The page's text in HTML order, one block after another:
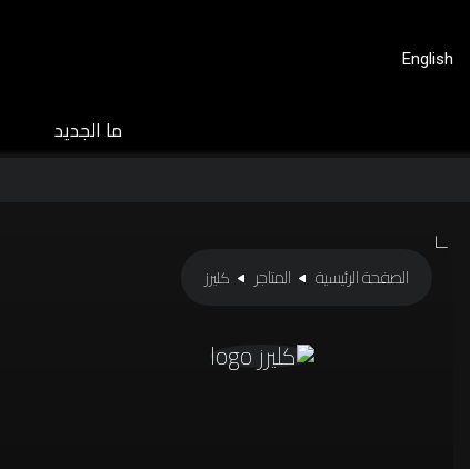
English
ﻣﺎ اﻟﺠﺪﻳﺪ
الصفحة الرئيسية المتاجر كليرز